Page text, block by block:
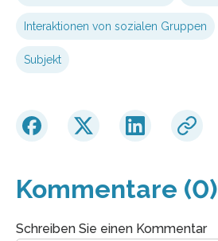
Interaktionen von sozialen Gruppen
Subjekt
Kommentare (0)
Schreiben Sie einen Kommentar